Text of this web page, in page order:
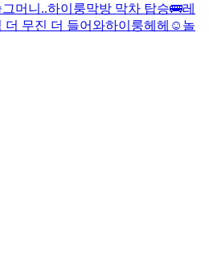
그머니..하이룽막방 막차 탑승🚌레
더 무진 더 들어와하이룽헤헤☺️ 놀